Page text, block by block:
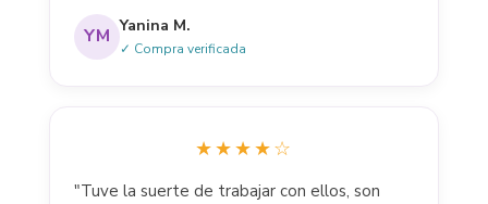
YM Yanina M.
✓ Compra verificada
★★★★☆
"Tuve la suerte de trabajar con ellos, son